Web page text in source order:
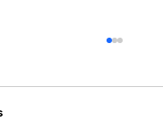
는 성도 여러분! 하나님께